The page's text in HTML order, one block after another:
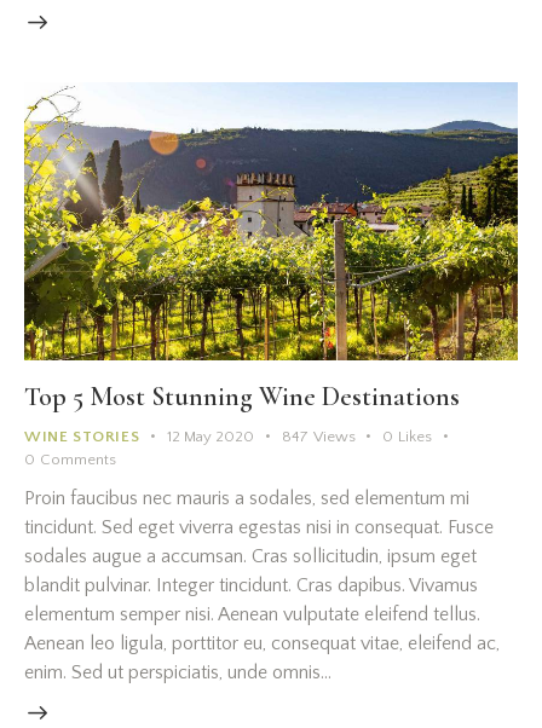
Top 5 Most Stunning Wine Destinations
WINE STORIES 12 May 2020 847 Views 0 Likes
0 Comments
Proin faucibus nec mauris a sodales, sed elementum mi
tincidunt. Sed eget viverra egestas nisi in consequat. Fusce
sodales augue a accumsan. Cras sollicitudin, ipsum eget
blandit pulvinar. Integer tincidunt. Cras dapibus. Vivamus
elementum semper nisi. Aenean vulputate eleifend tellus.
Aenean leo ligula, porttitor eu, consequat vitae, eleifend ac,
enim. Sed ut perspiciatis, unde omnis…